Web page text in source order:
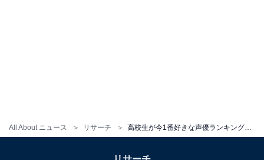
All About ニュース リサーチ